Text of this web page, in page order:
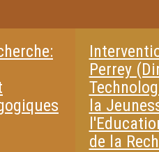
Perrey
la
de la